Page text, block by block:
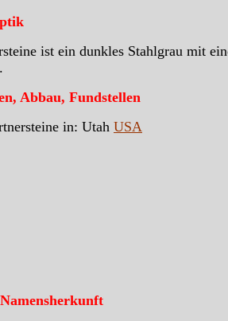
ist ein dunkles Stahlgrau mit
Abbau, Fundstellen
in: Utah USA